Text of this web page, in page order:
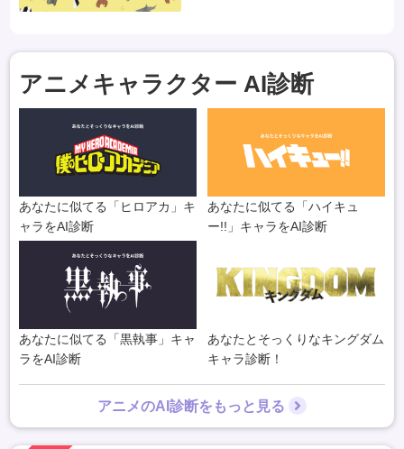
アニメキャラクター AI診断
あなたに似てる「ヒロアカ」キ
ャラをAI診断
あなたに似てる「ハイキュ
ー!!」キャラをAI診断
あなたに似てる「黒執事」キャ
ラをAI診断
あなたとそっくりなキングダム
キャラ診断！
アニメのAI診断をもっと見る